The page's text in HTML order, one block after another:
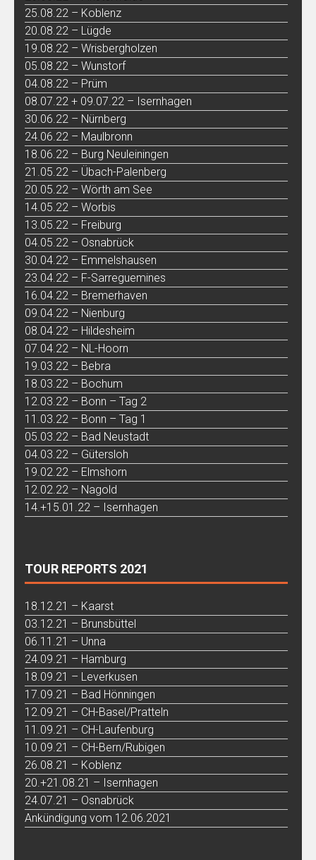
25.08.22 – Koblenz
20.08.22 – Lügde
19.08.22 – Wrisbergholzen
05.08.22 – Wunstorf
04.08.22 – Prüm
08.07.22 + 09.07.22 – Isernhagen
30.06.22 – Nürnberg
24.06.22 – Maulbronn
18.06.22 – Burg Neuleiningen
21.05.22 – Übach-Palenberg
20.05.22 – Wörth am See
14.05.22 – Worbis
13.05.22 – Freiburg
04.05.22 – Osnabrück
30.04.22 – Emmelshausen
23.04.22 – F-Sarreguemines
16.04.22 – Bremerhaven
09.04.22 – Nienburg
08.04.22 – Hildesheim
07.04.22 – NL-Hoorn
19.03.22 – Bebra
18.03.22 – Bochum
12.03.22 – Bonn – Tag 2
11.03.22 – Bonn – Tag 1
05.03.22 – Bad Neustadt
04.03.22 – Gütersloh
19.02.22 – Elmshorn
12.02.22 – Nagold
14.+15.01.22 – Isernhagen
TOUR REPORTS 2021
18.12.21 – Kaarst
03.12.21 – Brunsbüttel
06.11.21 – Unna
24.09.21 – Hamburg
18.09.21 – Leverkusen
17.09.21 – Bad Hönningen
12.09.21 – CH-Basel/Pratteln
11.09.21 – CH-Laufenburg
10.09.21 – CH-Bern/Rubigen
26.08.21 – Koblenz
20.+21.08.21 – Isernhagen
24.07.21 – Osnabrück
Ankündigung vom 12.06.2021